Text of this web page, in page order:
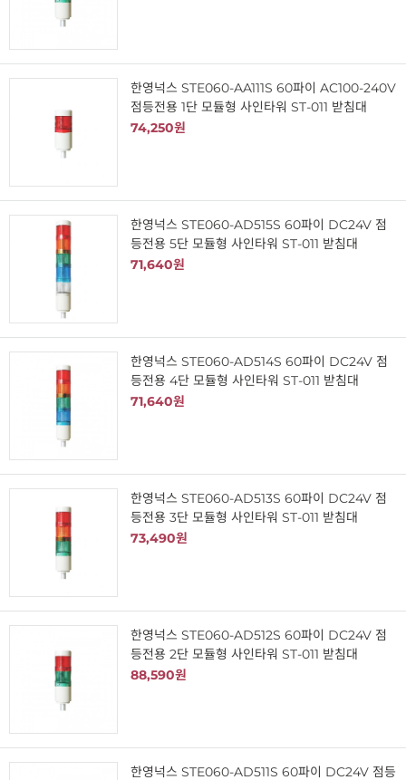
한영넉스 STE060-AA111S 60파이 AC100-240V
점등전용 1단 모듈형 사인타워 ST-011 받침대
74,250원
한영넉스 STE060-AD515S 60파이 DC24V 점
등전용 5단 모듈형 사인타워 ST-011 받침대
71,640원
한영넉스 STE060-AD514S 60파이 DC24V 점
등전용 4단 모듈형 사인타워 ST-011 받침대
71,640원
한영넉스 STE060-AD513S 60파이 DC24V 점
등전용 3단 모듈형 사인타워 ST-011 받침대
73,490원
한영넉스 STE060-AD512S 60파이 DC24V 점
등전용 2단 모듈형 사인타워 ST-011 받침대
88,590원
한영넉스 STE060-AD511S 60파이 DC24V 점등